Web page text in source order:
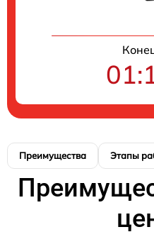
Преимущества Этапы